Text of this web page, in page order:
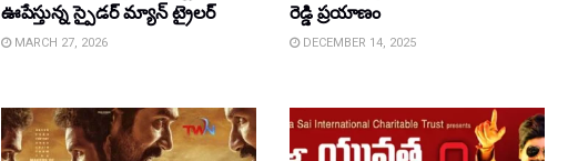
ఊపేస్తున్న స్పైడర్ మ్యాన్ ట్రైలర్
MARCH 27, 2026
రెడ్డి ప్రయాణం
DECEMBER 14, 2025